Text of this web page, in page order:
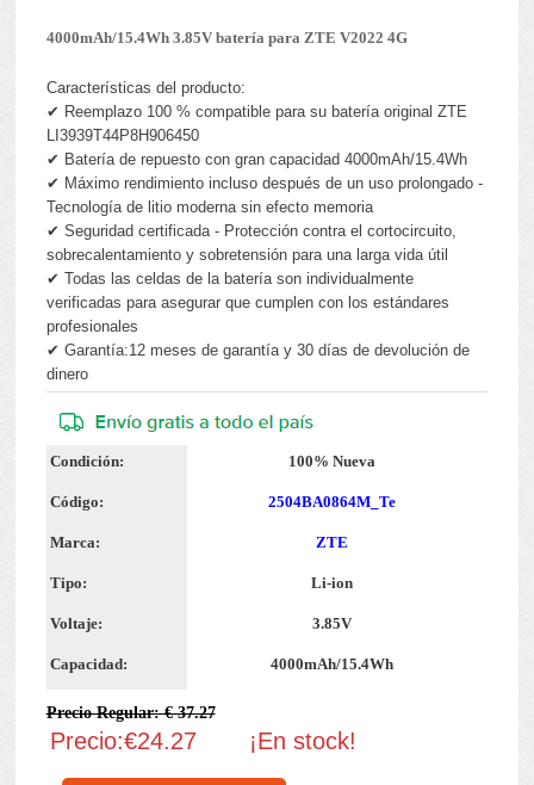
4000mAh/15.4Wh 3.85V batería para ZTE V2022 4G
Características del producto:
✔ Reemplazo 100 % compatible para su batería original ZTE
LI3939T44P8H906450
✔ Batería de repuesto con gran capacidad 4000mAh/15.4Wh
✔ Máximo rendimiento incluso después de un uso prolongado -
Tecnología de litio moderna sin efecto memoria
✔ Seguridad certificada - Protección contra el cortocircuito,
sobrecalentamiento y sobretensión para una larga vida útil
✔ Todas las celdas de la batería son individualmente
verificadas para asegurar que cumplen con los estándares
profesionales
✔ Garantía:12 meses de garantía y 30 días de devolución de
dinero
Condición: 100% Nueva
Código: 2504BA0864M_Te
Marca: ZTE
Tipo: Li-ion
Voltaje: 3.85V
Capacidad: 4000mAh/15.4Wh
Precio Regular: € 37.27
Precio:€24.27 ¡En stock!